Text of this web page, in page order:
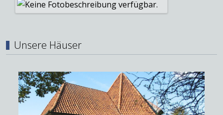
Unsere Häuser